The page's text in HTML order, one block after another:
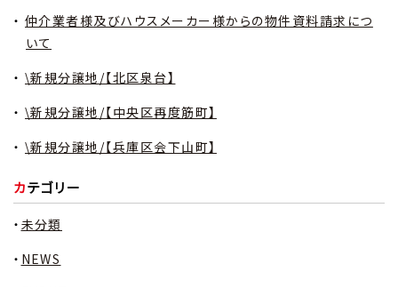
仲介業者様及びハウスメーカー様からの物件資料請求につ
いて
\新規分譲地/【北区泉台】
\新規分譲地/【中央区再度筋町】
\新規分譲地/【兵庫区会下山町】
カテゴリー
未分類
NEWS